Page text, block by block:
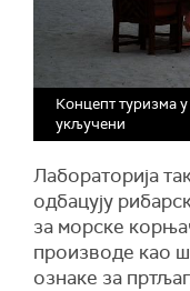
Концепт туризма
укључени
Лабораторија
одбацују
за морске
производе као
ознаке за